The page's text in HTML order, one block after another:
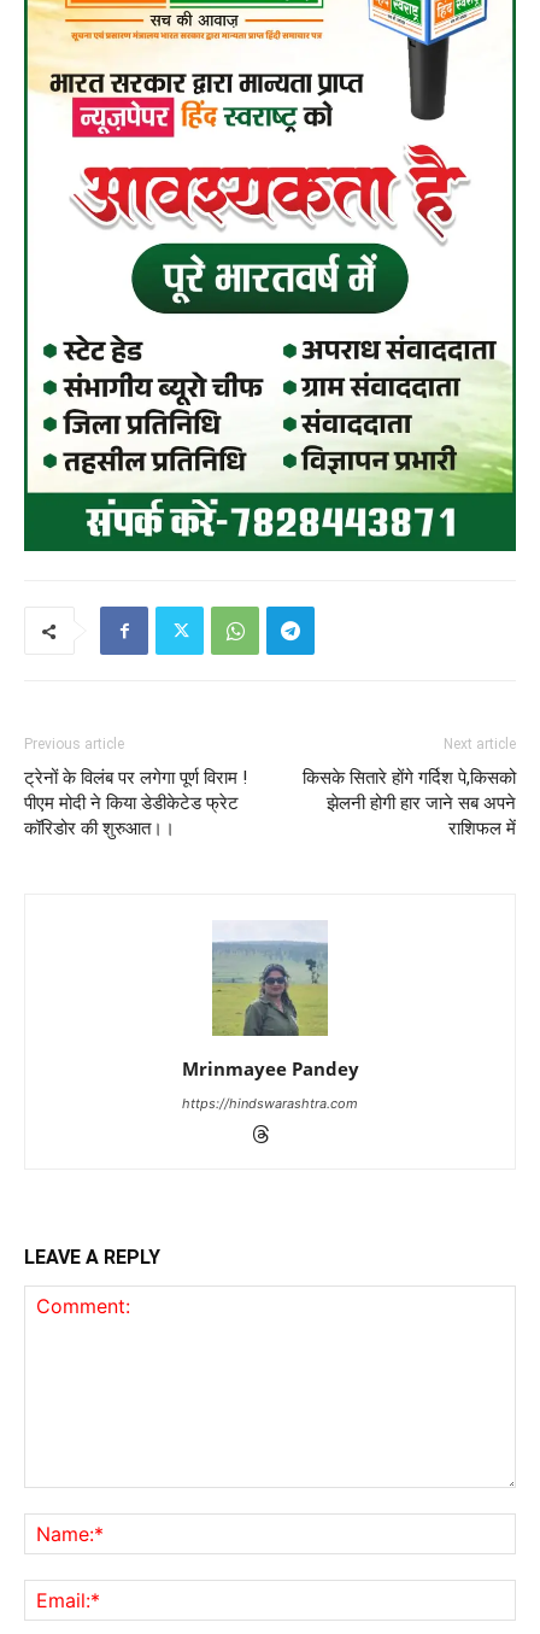
Previous article
ट्रेनों के विलंब पर लगेगा पूर्ण विराम !
पीएम मोदी ने किया डेडीकेटेड फ्रेट
कॉरिडोर की शुरुआत।।
Next article
किसके सितारे होंगे गर्दिश पे,किसको
झेलनी होगी हार जाने सब अपने
राशिफल में
Mrinmayee Pandey
https://hindswarashtra.com
LEAVE A REPLY